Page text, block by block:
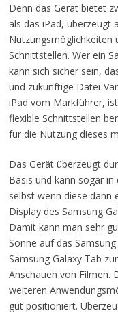
Denn das Gerät bietet
als das iPad, überzeugt
Nutzungsmöglichkeiten
Schnittstellen. Wer ein
kann sich sicher sein,
und zukünftige Datei-
iPad vom Markführer,
flexible Schnittstellen
für die Nutzung dieses
Das Gerät überzeugt
Basis und kann sogar
selbst wenn diese dann
Display des Samsung
Damit kann man sehr
Sonne auf das
Samsung Galaxy Tab
Anschauen von Filmen.
weiteren
gut positioniert.